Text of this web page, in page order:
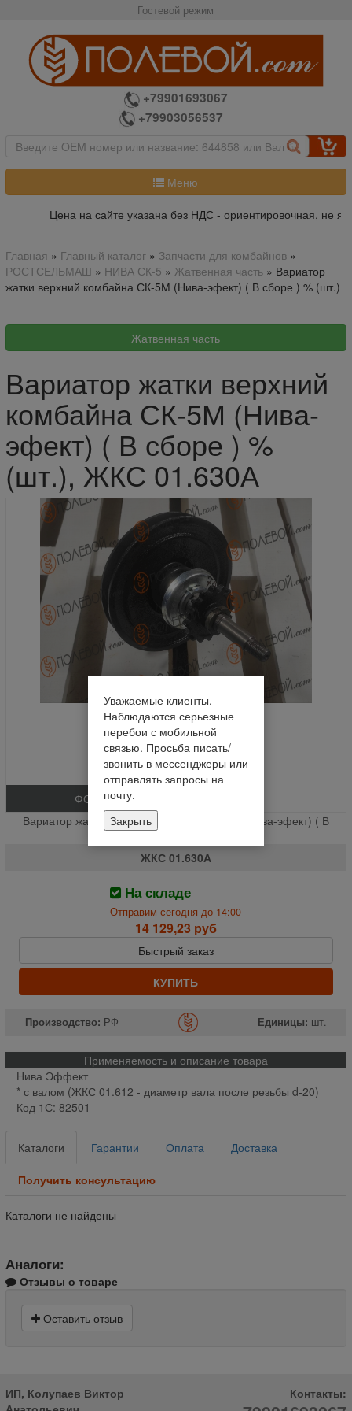
Гостевой режим
+79901693067
+79903056537
Меню
Цена на сайте указана без НДС - ориентировочная, не
Главная » Главный каталог» Запчасти для комбайнов»
РОСТСЕЛЬМАШ » НИВА СК-5 » Жатвенная часть» Вариатор
жатки верхний комбайна СК-5М (Нива-эфект) ( В сборе ) % (шт.)
Вариатор жатки верхний
комбайна СК-5М (Нива-
эфект) ( В сборе ) %
(шт.), ЖКС 01.630А
ФОТО
Вариатор жатки верхний комбайна СК-5М (Нива-эфект) ( В
сборе ) % (шт.)
ЖКС 01.630А
На складе
Отправим сегодня до 14:00
14 129,23 руб
Быстрый заказ
КУПИТЬ
Производство: РФ Единицы: шт.
Применяемость и описание товара
Нива Эффект
* с валом (ЖКС 01.612 - диаметр вала после резьбы d-20)
Код 1С: 82501
Каталоги Гарантии Оплата Доставка
Получить консультацию
Каталоги не найдены
Аналоги:
Отзывы о товаре
Оставить отзыв
ИП, Колупаев Виктор
Контакты:
Уважаемые клиенты.
Наблюдаются серьезные
перебои с мобильной
связью. Просьба писать/
звонить в мессенджеры или
отправлять запросы на
почту.
Закрыть